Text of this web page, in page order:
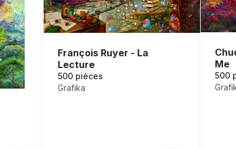
François Ruyer - La
Lecture
500 pièces
Grafika
Me
500